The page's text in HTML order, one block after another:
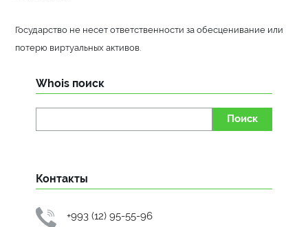
Государство не несет ответственности за обесценивание или
потерю виртуальных активов.
Whois поиск
Поиск
Контакты
+993 (12) 95-55-96